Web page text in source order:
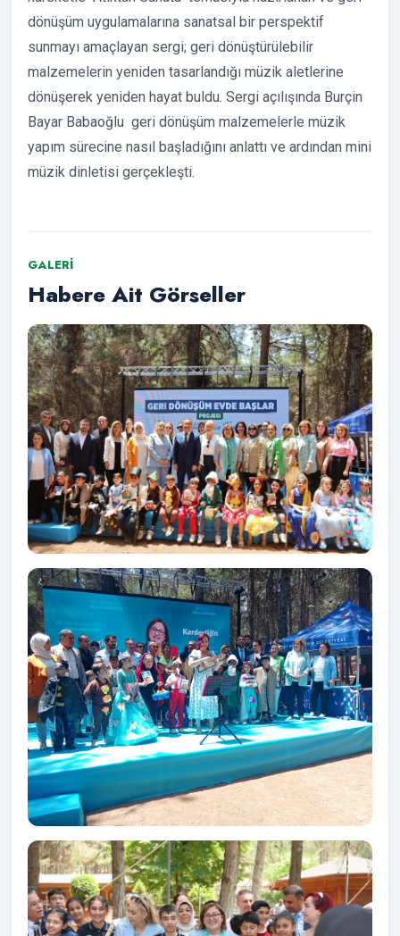
dönüşüm uygulamalarına sanatsal bir perspektif
sunmayı amaçlayan sergi; geri dönüştürülebilir
malzemelerin yeniden tasarlandığı müzik aletlerine
dönüşerek yeniden hayat buldu. Sergi açılışında Burçin
Bayar Babaoğlu geri dönüşüm malzemelerle müzik
yapım sürecine nasıl başladığını anlattı ve ardından mini
müzik dinletisi gerçekleşti.
GALERI
Habere Ait Görseller